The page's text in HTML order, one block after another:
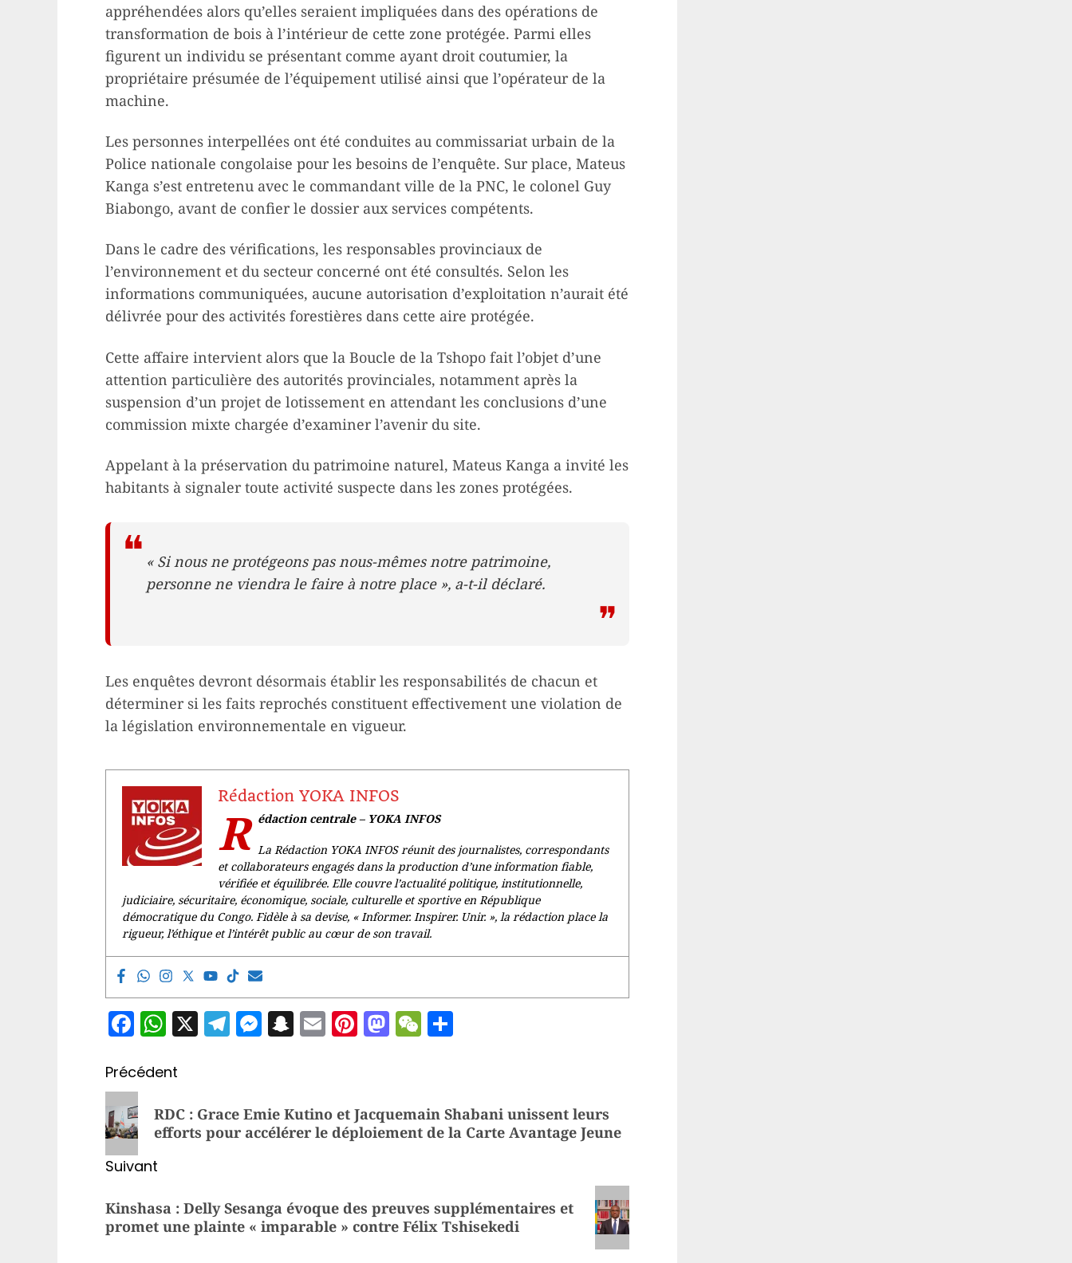
appréhendées alors qu’elles seraient impliquées dans des opérations de
transformation de bois à l’intérieur de cette zone protégée. Parmi elles
figurent un individu se présentant comme ayant droit coutumier, la
propriétaire présumée de l’équipement utilisé ainsi que l’opérateur de la
machine.
Les personnes interpellées ont été conduites au commissariat urbain de la
Police nationale congolaise pour les besoins de l’enquête. Sur place, Mateus
Kanga s’est entretenu avec le commandant ville de la PNC, le colonel Guy
Biabongo, avant de confier le dossier aux services compétents.
Dans le cadre des vérifications, les responsables provinciaux de
l’environnement et du secteur concerné ont été consultés. Selon les
informations communiquées, aucune autorisation d’exploitation n’aurait été
délivrée pour des activités forestières dans cette aire protégée.
Cette affaire intervient alors que la Boucle de la Tshopo fait l’objet d’une
attention particulière des autorités provinciales, notamment après la
suspension d’un projet de lotissement en attendant les conclusions d’une
commission mixte chargée d’examiner l’avenir du site.
Appelant à la préservation du patrimoine naturel, Mateus Kanga a invité les
habitants à signaler toute activité suspecte dans les zones protégées.
« Si nous ne protégeons pas nous-mêmes notre patrimoine,
personne ne viendra le faire à notre place », a-t-il déclaré.
Les enquêtes devront désormais établir les responsabilités de chacun et
déterminer si les faits reprochés constituent effectivement une violation de
la législation environnementale en vigueur.
Rédaction YOKA INFOS
R édaction centrale – YOKA INFOS
La Rédaction YOKA INFOS réunit des journalistes, correspondants
et collaborateurs engagés dans la production d’une information fiable,
vérifiée et équilibrée. Elle couvre l’actualité politique, institutionnelle,
judiciaire, sécuritaire, économique, sociale, culturelle et sportive en République
démocratique du Congo. Fidèle à sa devise, « Informer. Inspirer. Unir. », la rédaction place la
rigueur, l’éthique et l’intérêt public au cœur de son travail.
Facebook
WhatsApp
X Telegram
Messenger
Snapchat
EmailPinterest
Mastodon
WeChat
Navigation
d’article
Précédent
Article
précédent:RDC : Grace Emie Kutino et Jacquemain Shabani unissent leurs
efforts pour accélérer le déploiement de la Carte Avantage Jeune
Suivant
suivant:
Kinshasa : Delly Sesanga évoque des preuves supplémentaires et
promet une plainte « imparable » contre Félix Tshisekedi